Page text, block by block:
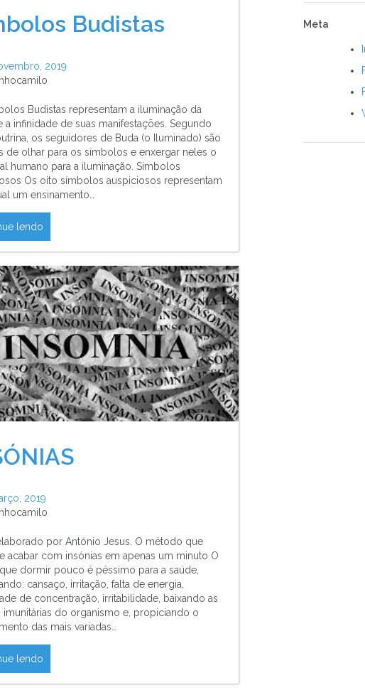
Budistas
2019
Budistas representam a iluminação da
a infinidade de suas manifestações. Segundo
os seguidores de Buda (o Iluminado) são
de olhar para os símbolos e enxergar neles o
humano para a iluminação. Símbolos
Os oito símbolos auspiciosos representam
um ensinamento…
lendo
2019
por António Jesus. O método que
acabar com insónias em apenas um minuto O
dormir pouco é péssimo para a saúde,
cansaço, irritação, falta de energia,
de concentração, irritabilidade, baixando as
imunitárias do organismo e, propiciando o
das mais variadas…
lendo
Meta